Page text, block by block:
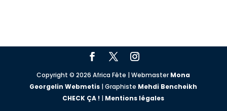
Copyright © 2026 Africa Fête | Webmaster Mona
Georgelin Webmetis | Graphiste Mehdi Bencheikh
CHECK ÇA ! | Mentions légales